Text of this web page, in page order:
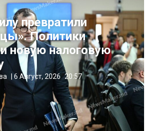
превратили
Политики
новую налоговую
6 Август, 2026 20:57